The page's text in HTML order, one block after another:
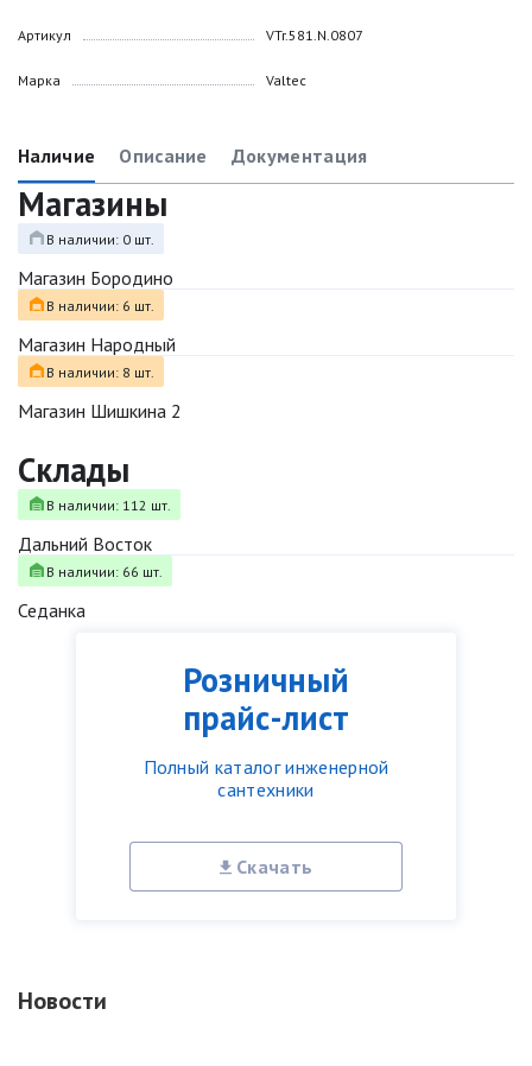
Розничный
прайс-лист
Полный каталог инженерной
сантехники
Скачать
Новости
Артикул
Марка
VTr.581.N.0807
Valtec
Наличие Описание Документация
Магазины
В наличии: 0 шт.
Магазин Бородино
В наличии: 6 шт.
Магазин Народный
В наличии: 8 шт.
Магазин Шишкина 2
Склады
В наличии: 112 шт.
Дальний Восток
В наличии: 66 шт.
Седанка